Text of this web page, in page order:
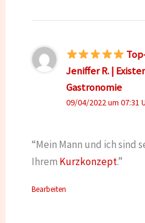
Jeniffer R. |
Gastronomie
09/04/2022 um 07:31
“Mein Mann und ich sind
Ihrem Kurzkonzept.”
Bearbeiten